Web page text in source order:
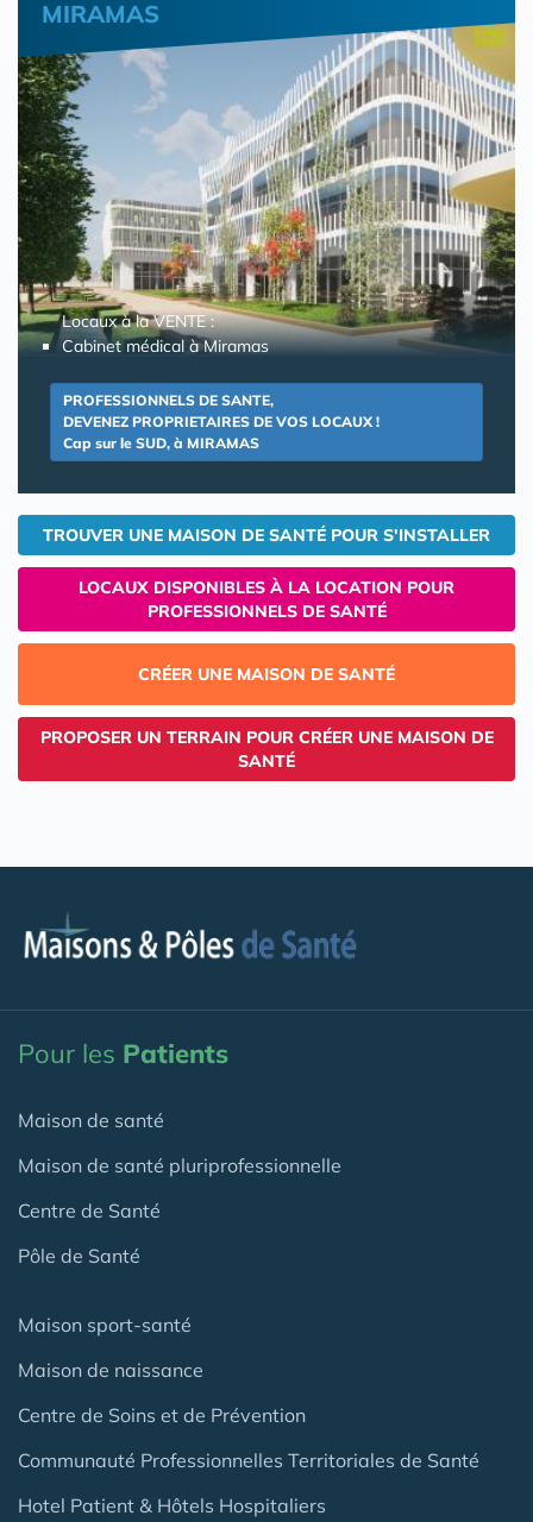
MIRAMAS
Locaux à la VENTE :
Cabinet médical à Miramas
PROFESSIONNELS DE SANTE,
DEVENEZ PROPRIETAIRES DE VOS LOCAUX !
Cap sur le SUD, à MIRAMAS
TROUVER UNE MAISON DE SANTÉ POUR S'INSTALLER
LOCAUX DISPONIBLES À LA LOCATION POUR
PROFESSIONNELS DE SANTÉ
CRÉER UNE MAISON DE SANTÉ
PROPOSER UN TERRAIN POUR CRÉER UNE MAISON DE
SANTÉ
Pour les Patients
Maison de santé
Maison de santé pluriprofessionnelle
Centre de Santé
Pôle de Santé
Maison sport-santé
Maison de naissance
Centre de Soins et de Prévention
Communauté Professionnelles Territoriales de Santé
Hotel Patient & Hôtels Hospitaliers